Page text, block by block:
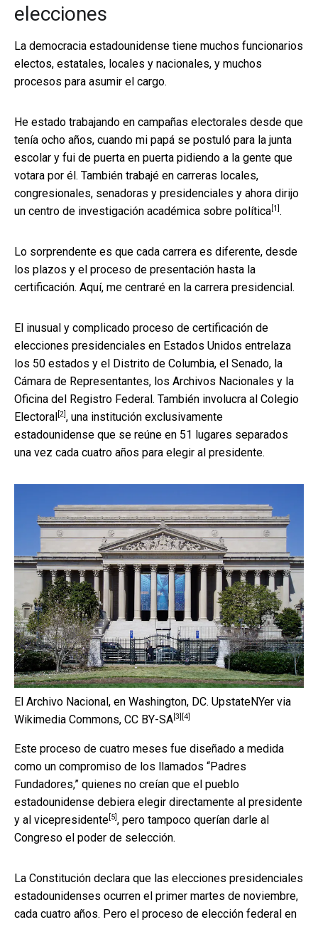
elecciones
La democracia estadounidense tiene muchos funcionarios
electos, estatales, locales y nacionales, y muchos
procesos para asumir el cargo.
He estado trabajando en campañas electorales desde que
tenía ocho años, cuando mi papá se postuló para la junta
escolar y fui de puerta en puerta pidiendo a la gente que
votara por él. También trabajé en carreras locales,
congresionales, senadoras y presidenciales y ahora dirijo
un centro de investigación académica sobre política [1] .
Lo sorprendente es que cada carrera es diferente, desde
los plazos y el proceso de presentación hasta la
certificación. Aquí, me centraré en la carrera presidencial.
El inusual y complicado proceso de certificación de
elecciones presidenciales en Estados Unidos entrelaza
los 50 estados y el Distrito de Columbia, el Senado, la
Cámara de Representantes, los Archivos Nacionales y la
Oficina del Registro Federal. También involucra al Colegio
Electoral [2] , una institución exclusivamente
estadounidense que se reúne en 51 lugares separados
una vez cada cuatro años para elegir al presidente.
El Archivo Nacional, en Washington, DC. UpstateNYer via
Wikimedia Commons, CC BY-SA [3] [4]
Este proceso de cuatro meses fue diseñado a medida
como un compromiso de los llamados “Padres
Fundadores,” quienes no creían que el pueblo
estadounidense debiera elegir directamente al presidente
y al vicepresidente [5] , pero tampoco querían darle al
Congreso el poder de selección.
La Constitución declara que las elecciones presidenciales
estadounidenses ocurren el primer martes de noviembre,
cada cuatro años. Pero el proceso de elección federal en